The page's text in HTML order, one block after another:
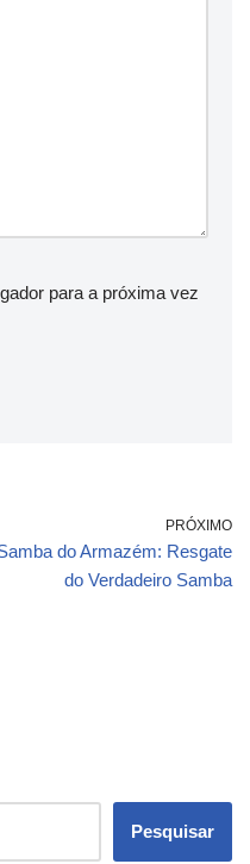
para a próxima vez
PRÓXIMO
do Armazém: Resgate
do Verdadeiro Samba
Pesquisar